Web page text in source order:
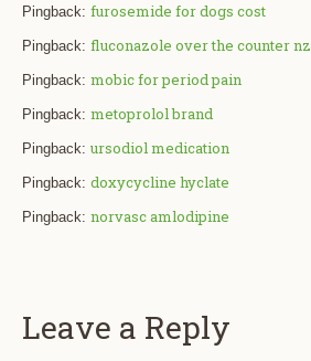
Pingback: furosemide for dogs cost
Pingback: fluconazole over the counter nz
Pingback: mobic for period pain
Pingback: metoprolol brand
Pingback: ursodiol medication
Pingback: doxycycline hyclate
Pingback: norvasc amlodipine
Leave a Reply